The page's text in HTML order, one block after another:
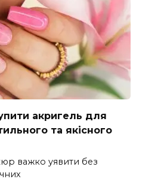
акригель для
та якісного
важко уявити без